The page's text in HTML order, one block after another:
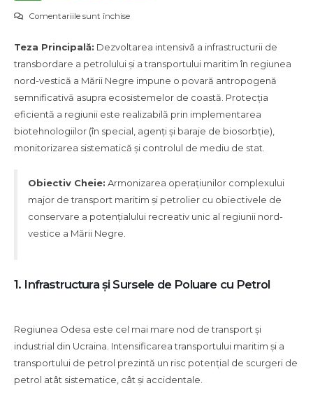
Comentariile sunt închisepentru
strategie
pentru
protecția
activă
a
mediului
natural
poluării
cu
petrol
Teza Principală: Dezvoltarea intensivă a infrastructurii de
transbordare a petrolului și a transportului maritim în regiunea
nord-vestică a Mării Negre impune o povară antropogenă
semnificativă asupra ecosistemelor de coastă. Protecția
eficientă a regiunii este realizabilă prin implementarea
biotehnologiilor (în special, agenți și baraje de biosorbție),
monitorizarea sistematică și controlul de mediu de stat.
Obiectiv Cheie: Armonizarea operațiunilor complexului
major de transport maritim și petrolier cu obiectivele de
conservare a potențialului recreativ unic al regiunii nord-
vestice a Mării Negre.
1. Infrastructura și Sursele de Poluare cu Petrol
Regiunea Odesa este cel mai mare nod de transport și
industrial din Ucraina. Intensificarea transportului maritim și a
transportului de petrol prezintă un risc potențial de scurgeri de
petrol atât sistematice, cât și accidentale.